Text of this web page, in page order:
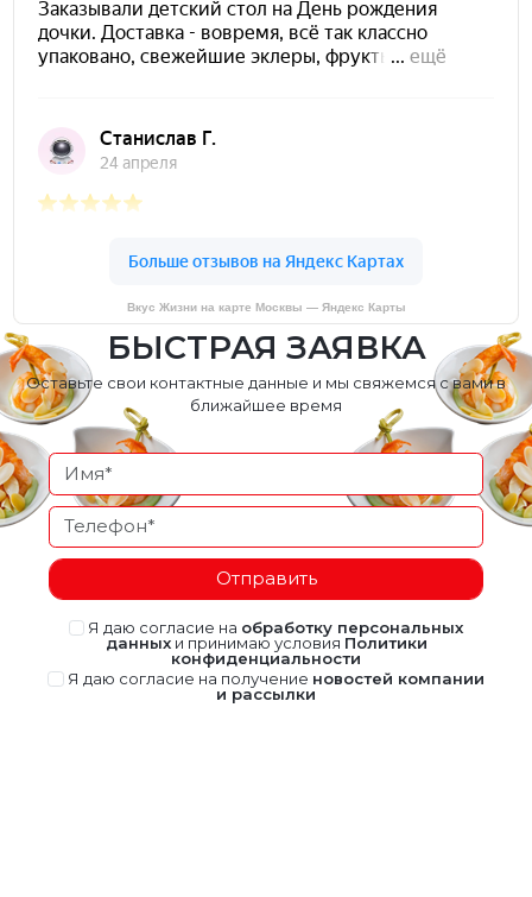
Вкус Жизни на карте Москвы — Яндекс Карты
БЫСТРАЯ ЗАЯВКА
Оставьте свои контактные данные и мы свяжемся с вами в
ближайшее время
Отправить
Я даю согласие на обработку персональных
данныхи принимаю условия Политики
конфиденциальности
Я даю согласие на получение новостей компании
и рассылки